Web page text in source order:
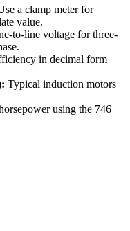
a clamp meter for
value.
to-line voltage for three-
in decimal form
Typical induction motors
using the 746